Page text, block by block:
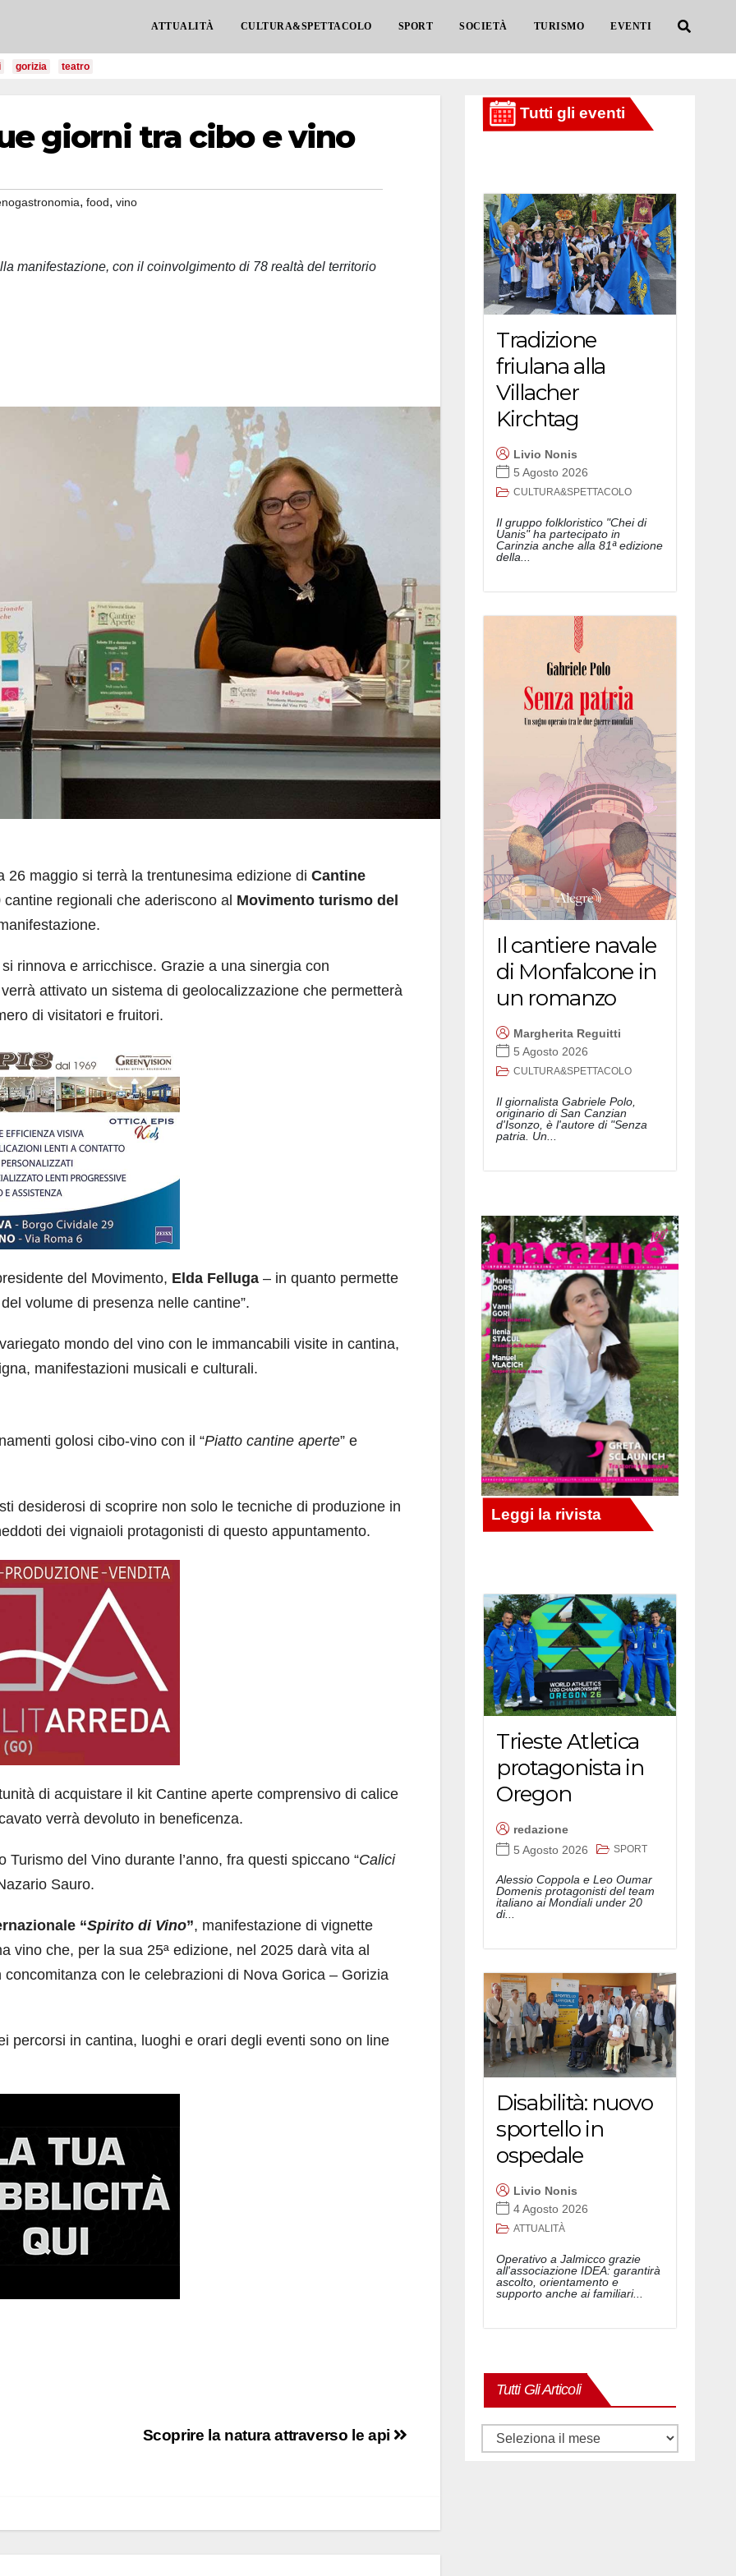
ATTUALITÀ CULTURA&SPETTACOLO SPORT SOCIETÀ TURISMO EVENTI
gorizia teatro
giorni tra cibo e vino
, food, vino
manifestazione, con il coinvolgimento di 78 realtà del territorio
maggio si terrà la trentunesima edizione di Cantine
regionali che aderiscono al Movimento turismo del
rinnova e arricchisce. Grazie a una sinergia con
attivato un sistema di geolocalizzazione che permetterà
di visitatori e fruitori.
del Movimento, Elda Felluga – in quanto permette
volume di presenza nelle cantine”.
mondo del vino con le immancabili visite in cantina,
manifestazioni musicali e culturali.
golosi cibo-vino con il “Piatto cantine aperte” e
desiderosi di scoprire non solo le tecniche di produzione in
dei vignaioli protagonisti di questo appuntamento.
di acquistare il kit Cantine aperte comprensivo di calice
verrà devoluto in beneficenza.
del Vino durante l’anno, fra questi spiccano “Calici
Sauro.
“Spirito di Vino”, manifestazione di vignette
vino che, per la sua 25ª edizione, nel 2025 darà vita al
concomitanza con le celebrazioni di Nova Gorica – Gorizia
percorsi in cantina, luoghi e orari degli eventi sono on line
Scoprire la natura attraverso le api
Tradizione
friulana alla
Villacher
Kirchtag
Livio Nonis
5 Agosto 2026
CULTURA&SPETTACOLO
Il gruppo folkloristico "Chei di
Uanis" ha partecipato in
Carinzia anche alla 81ª edizione
della...
Il cantiere navale
di Monfalcone in
un romanzo
Margherita Reguitti
5 Agosto 2026
CULTURA&SPETTACOLO
Il giornalista Gabriele Polo,
originario di San Canzian
d'Isonzo, è l'autore di "Senza
patria. Un...
Trieste Atletica
protagonista in
Oregon
redazione
5 Agosto 2026
SPORT
Alessio Coppola e Leo Oumar
Domenis protagonisti del team
italiano ai Mondiali under 20
di...
Disabilità: nuovo
sportello in
ospedale
Livio Nonis
4 Agosto 2026
ATTUALITÀ
Operativo a Jalmicco grazie
all'associazione IDEA: garantirà
ascolto, orientamento e
supporto anche ai familiari...
Tutti Gli Articoli
Tutti